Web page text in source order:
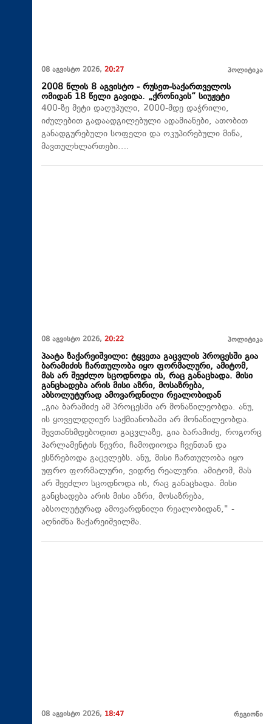
08 აგვისტო 2026, 20:27 პოლიტიკა
2008 წლის 8 აგვისტო - რუსეთ-საქართველოს
ომიდან 18 წელი გავიდა. „ქრონიკის“ სიუჟეტი
400-ზე მეტი დაღუპული, 2000-მდე დაჭრილი,
იძულებით გადაადგილებული ადამიანები, ათობით
განადგურებული სოფელი და ოკუპირებული მიწა,
მავთულხლართები….
08 აგვისტო 2026, 20:22 პოლიტიკა
პაატა ზაქარეიშვილი: ტყვეთა გაცვლის პროცესში გია
ბარამიძის ჩართულობა იყო ფორმალური, ამიტომ,
მას არ შეეძლო სცოდნოდა ის, რაც განაცხადა. მისი
განცხადება არის მისი აზრი, მოსაზრება,
აბსოლუტურად ამოვარდნილი რეალობიდან
„გია ბარამიძე ამ პროცესში არ მონაწილეობდა. ანუ,
ის ყოველდღიურ საქმიანობაში არ მონაწილეობდა.
შევთანხმდებოდით გაცვლაზე, გია ბარამიძე, როგორც
პარლამენტის წევრი, ჩამოდიოდა ჩვენთან და
ესწრებოდა გაცვლებს. ანუ, მისი ჩართულობა იყო
უფრო ფორმალური, ვიდრე რეალური. ამიტომ, მას
არ შეეძლო სცოდნოდა ის, რაც განაცხადა. მისი
განცხადება არის მისი აზრი, მოსაზრება,
აბსოლუტურად ამოვარდნილი რეალობიდან," -
აღნიშნა ზაქარეიშვილმა.
08 აგვისტო 2026, 18:47 რეგიონი